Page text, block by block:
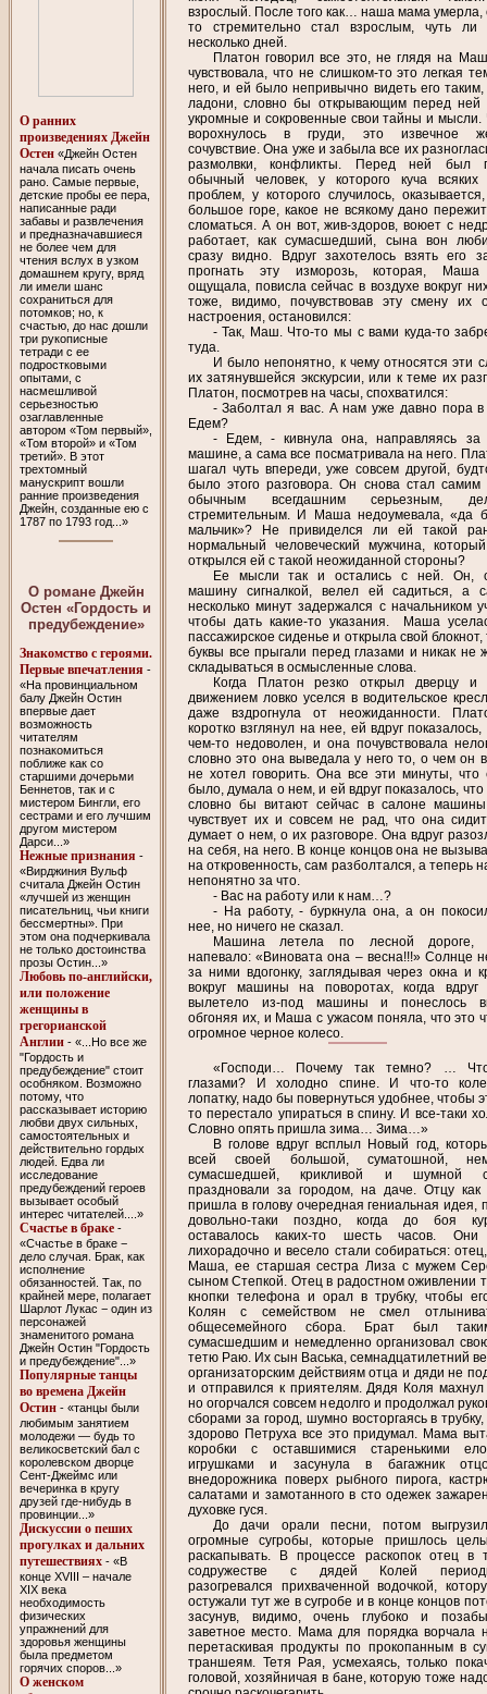
О ранних
произведениях Джейн
Остен«Джейн Остен
начала писать очень
рано. Самые первые,
детские пробы ее пера,
написанные ради
забавы и развлечения
и предназначавшиеся
не более чем для
чтения вслух в узком
домашнем кругу, вряд
ли имели шанс
сохраниться для
потомков; но, к
счастью, до нас дошли
три рукописные
тетради с ее
подростковыми
опытами, с
насмешливой
серьезностью
озаглавленные
автором «Том первый»,
«Том второй» и «Том
третий». В этот
трехтомный
манускрипт вошли
ранние произведения
Джейн, созданные ею с
1787 по 1793 год...»
О романе Джейн
Остен «Гордость и
предубеждение»
Знакомство с героями.
Первые впечатления -
«На провинциальном
балу Джейн Остин
впервые дает
возможность
читателям
познакомиться
поближе как со
старшими дочерьми
Беннетов, так и с
мистером Бингли, его
сестрами и его лучшим
другом мистером
Дарси...»
Нежные признания -
«Вирджиния Вульф
считала Джейн Остин
«лучшей из женщин
писательниц, чьи книги
бессмертны». При
этом она подчеркивала
не только достоинства
прозы Остин...»
Любовь по-английски,
или положение
женщины в
грегорианской
Англии- «...Но все же
"Гордость и
предубеждение" стоит
особняком. Возможно
потому, что
рассказывает историю
любви двух сильных,
самостоятельных и
действительно гордых
людей. Едва ли
исследование
предубеждений героев
вызывает особый
интерес читателей....»
Счастье в браке-
«Счастье в браке −
дело случая. Брак, как
исполнение
обязанностей. Так, по
крайней мере, полагает
Шарлот Лукас − один из
персонажей
знаменитого романа
Джейн Остин "Гордость
и предубеждение"...»
Популярные танцы
во времена Джейн
Остин- «танцы были
любимым занятием
молодежи — будь то
великосветский бал с
королевском дворце
Сент-Джеймс или
вечеринка в кругу
друзей где-нибудь в
провинции...»
Дискуссии о пеших
прогулках и дальних
путешествиях- «В
конце XVIII – начале
XIX века
необходимость
физических
упражнений для
здоровья женщины
была предметом
горячих споров...»
О женском
взрослый. После того как… наша мама умерла,
то стремительно стал взрослым, чуть
несколько дней.
Платон говорил все это, не глядя на
чувствовала, что не слишком-то это легкая
него, и ей было непривычно видеть его таким,
ладони, словно бы открывающим перед ней
укромные и сокровенные свои тайны и мысли.
ворохнулось в груди, это извечное
сочувствие. Она уже и забыла все их
размолвки, конфликты. Перед ней был
обычный человек, у которого куча всяких
проблем, у которого случилось,
большое горе, какое не всякому дано
сломаться. А он вот, жив-здоров, воюет с
работает, как сумасшедший, сына вон
сразу видно. Вдруг захотелось взять его
прогнать эту изморозь, которая,
ощущала, повисла сейчас в воздухе вокруг
тоже, видимо, почувствовав эту смену их
настроения, остановился:
- Так, Маш. Что-то мы с вами куда-то
туда.
И было непонятно, к чему относятся эти
их затянувшейся экскурсии, или к теме их
Платон, посмотрев на часы, спохватился:
- Заболтал я вас. А нам уже давно пора в
Едем?
- Едем, - кивнула она, направляясь
машине, а сама все посматривала на него.
шагал чуть впереди, уже совсем другой,
было этого разговора. Он снова стал самим
обычным всегдашним серьезным,
стремительным. И Маша недоумевала, «да
мальчик»? Не привиделся ли ей такой
нормальный человеческий мужчина,
открылся ей с такой неожиданной стороны?
Ее мысли так и остались с ней. Он,
машину сигналкой, велел ей садиться, а
несколько минут задержался с начальником
чтобы дать какие-то указания. Маша
пассажирское сиденье и открыла свой блокнот,
буквы все прыгали перед глазами и никак не
складываться в осмысленные слова.
Когда Платон резко открыл дверцу и
движением ловко уселся в водительское
даже вздрогнула от неожиданности.
коротко взглянул на нее, ей вдруг показалось,
чем-то недоволен, и она почувствовала
словно это она выведала у него то, о чем он
не хотел говорить. Она все эти минуты, что
было, думала о нем, и ей вдруг показалось,
словно бы витают сейчас в салоне
чувствует их и совсем не рад, что она
думает о нем, о их разговоре. Она вдруг
на себя, на него. В конце концов она не
на откровенность, сам разболтался, а теперь
непонятно за что.
- Вас на работу или к нам…?
- На работу, - буркнула она, а он
нее, но ничего не сказал.
Машина летела по лесной дороге,
напевало: «Виновата она – весна!!!» Солнце
за ними вдогонку, заглядывая через окна и
вокруг машины на поворотах, когда вдруг
вылетело из-под машины и понеслось
обгоняя их, и Маша с ужасом поняла, что это
огромное черное колесо.
«Господи… Почему так темно? …
глазами? И холодно спине. И что-то
лопатку, надо бы повернуться удобнее, чтобы
то перестало упираться в спину. И все-таки
Словно опять пришла зима… Зима…»
В голове вдруг всплыл Новый год,
всей своей большой, суматошной,
сумасшедшей, крикливой и шумной
праздновали за городом, на даче. Отцу как
пришла в голову очередная гениальная идея,
довольно-таки поздно, когда до боя
оставалось каких-то шесть часов. Они
лихорадочно и весело стали собираться:
Маша, ее старшая сестра Лиза с мужем
сыном Степкой. Отец в радостном оживлении
кнопки телефона и орал в трубку, чтобы
Колян с семейством не смел
общесемейного сбора. Брат был
сумасшедшим и немедленно организовал
тетю Раю. Их сын Васька, семнадцатилетний
организаторским действиям отца и дяди не
и отправился к приятелям. Дядя Коля махнул
но огорчался совсем недолго и продолжал
сборами за город, шумно восторгаясь в трубку,
здорово Петруха все это придумал. Мама
коробки с оставшимися старенькими
игрушками и засунула в багажник
внедорожника поверх рыбного пирога,
салатами и замотанного в сто одежек
духовке гуся.
До дачи орали песни, потом
огромные сугробы, которые пришлось
раскапывать. В процессе раскопок отец в
содружестве с дядей Колей
разогревался прихваченной водочкой,
остужали тут же в сугробе и в конце концов
засунув, видимо, очень глубоко и
заветное место. Мама для порядка ворчала
перетаскивая продукты по прокопанным в
траншеям. Тетя Рая, усмехаясь, только
головой, хозяйничая в бане, которую тоже